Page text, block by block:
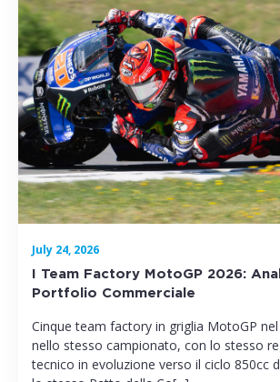
July 24, 2026
I Team Factory MotoGP 2026:
Portfolio Commerciale
Cinque team factory in griglia MotoGP
nello stesso campionato, con lo stesso
tecnico in evoluzione verso il ciclo 850cc